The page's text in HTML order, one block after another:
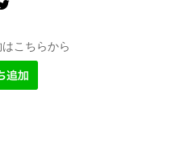
こちらから